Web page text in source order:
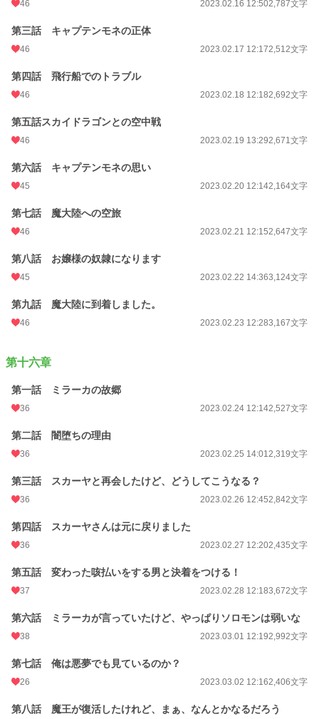
46 2023.02.16 12:502,787文字
第三話 キャプテンモネの正体
46 2023.02.17 12:172,512文字
第四話 飛行船でのトラブル
46 2023.02.18 12:182,692文字
第五話スカイドラゴンとの空中戦
46 2023.02.19 13:292,671文字
第六話 キャプテンモネの思い
45 2023.02.20 12:142,164文字
第七話 魔大陸への空旅
46 2023.02.21 12:152,647文字
第八話 お嬢様の奴隷になります
45 2023.02.22 14:363,124文字
第九話 魔大陸に到着しました。
46 2023.02.23 12:283,167文字
第十六章
第一話 ミラーカの故郷
36 2023.02.24 12:142,527文字
第二話 闇堕ちの理由
36 2023.02.25 14:012,319文字
第三話 スカーヤと再会したけど、どうしてこうなる？
36 2023.02.26 12:452,842文字
第四話 スカーヤさんは元に戻りました
36 2023.02.27 12:202,435文字
第五話 変わった咳払いをする男と決着をつける！
37 2023.02.28 12:183,672文字
第六話 ミラーカが言っていたけど、やっぱりソロモンは弱いな
38 2023.03.01 12:192,992文字
第七話 俺は悪夢でも見ているのか？
26 2023.03.02 12:162,406文字
第八話 魔王が復活したけれど、まぁ、なんとかなるだろう